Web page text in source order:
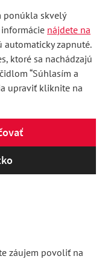
ponúkla skvelý
nájdete na
automaticky zapnuté.
ktoré sa nachádzajú
“Súhlasím a
upraviť kliknite na
záujem povoliť na